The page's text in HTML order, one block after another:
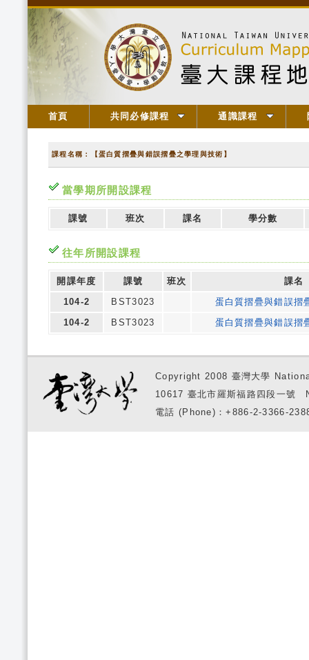
首頁 共同必修課程 通識課程
課程名稱：【蛋白質摺疊與錯誤摺疊之學理與技術】
當學期所開設課程
課號 班次 課名 學分數
往年所開設課程
開課年度 課號 班次
課名
104-2
BST3023
蛋白質摺疊與錯誤摺
104-2
BST3023 蛋白質摺疊與錯誤摺
Copyright 2008 臺灣大學
10617 臺北市羅斯福路四段一
電話 (Phone)：+886-2-3366-